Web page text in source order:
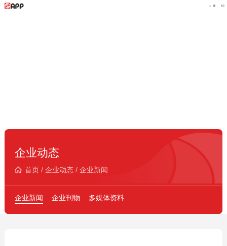
企业动态
首页/ 企业动态/ 企业新闻
企业新闻 企业刊物 多媒体资料